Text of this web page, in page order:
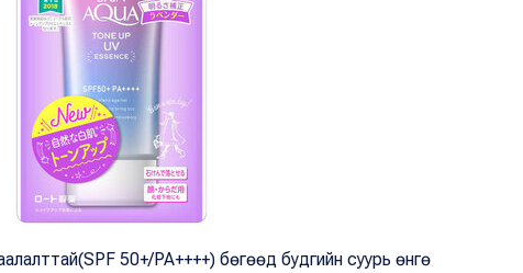
50+/PA++++) бөгөөд будгийн суурь өнгө